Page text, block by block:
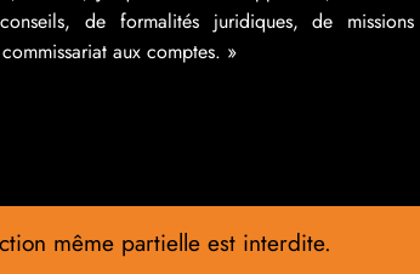
de formalités juridiques, de missions
aux comptes. »
même partielle est interdite.